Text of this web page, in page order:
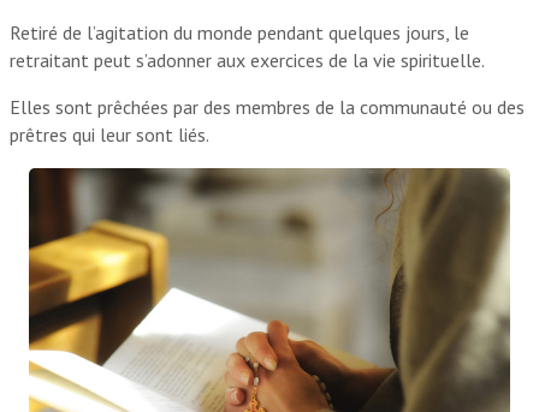
Retiré de l’agitation du monde pendant quelques jours, le
retraitant peut s’adonner aux exercices de la vie spirituelle.
Elles sont prêchées par des membres de la communauté ou des
prêtres qui leur sont liés.